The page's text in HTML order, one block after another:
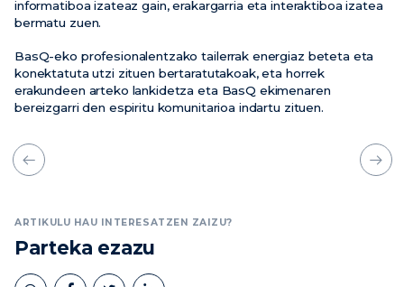
informatiboa izateaz gain, erakargarria eta interaktiboa izatea
bermatu zuen.
BasQ-eko profesionalentzako tailerrak energiaz beteta eta
konektatuta utzi zituen bertaratutakoak, eta horrek
erakundeen arteko lankidetza eta BasQ ekimenaren
bereizgarri den espiritu komunitarioa indartu zituen.
ARTIKULU HAU INTERESATZEN ZAIZU?
Parteka ezazu